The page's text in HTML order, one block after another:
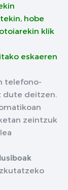
hobe
klik
eskaeren
telefono-
dute deitzen.
zeintzuk